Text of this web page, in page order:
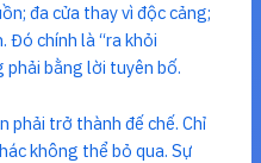
đa cửa thay vì độc cảng;
Đó chính là “ra khỏi
phải bằng lời tuyên bố.
phải trở thành đế chế. Chỉ
không thể bỏ qua. Sự